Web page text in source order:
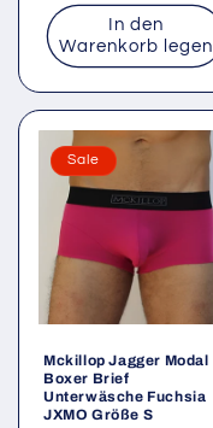
In den
Warenkorb legen
Sale
Mckillop Jagger Modal
Boxer Brief
Unterwäsche Fuchsia
JXMO Größe S